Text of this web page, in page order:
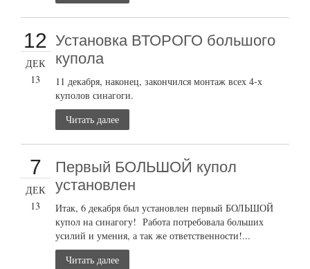
12
ДЕК
13
Установка ВТОРОГО большого
купола
11 декабря, наконец, закончился монтаж всех 4-х
куполов синагоги.
Читать далее
7
ДЕК
13
Первый БОЛЬШОЙ купол
установлен
Итак, 6 декабря был установлен первый БОЛЬШОЙ
купол на синагогу! Работа потребовала больших
усилий и умения, а так же ответственности!...
Читать далее